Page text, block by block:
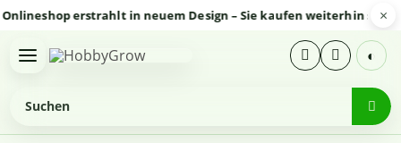
erstrahlt in neuem Design – Sie kaufen weiterhin sicher ×
◐